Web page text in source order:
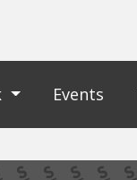
Events